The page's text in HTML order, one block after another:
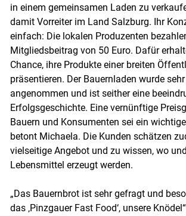
in einem gemeinsamen Laden zu
damit Vorreiter im Land Salzburg. Ihr
einfach: Die lokalen Produzenten
Mitgliedsbeitrag von 50 Euro. Dafür
Chance, ihre Produkte einer breiten
präsentieren. Der Bauernladen wurde
angenommen und ist seither eine
Erfolgsgeschichte. Eine vernünftige
Bauern und Konsumenten sei ein
betont Michaela. Die Kunden schätzen
vielseitige Angebot und zu wissen, wo
Lebensmittel erzeugt werden.
„Das Bauernbrot ist sehr gefragt und
das ‚Pinzgauer Fast Food‘, unsere